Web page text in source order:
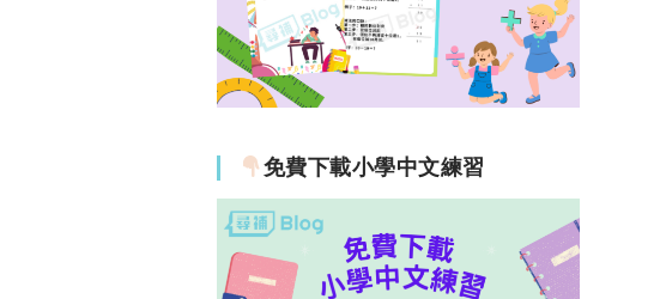
免費下載小學中文練習